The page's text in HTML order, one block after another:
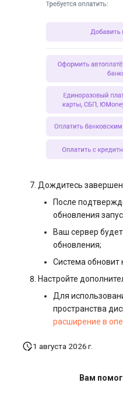
Дождитесь
После
обновления
Ваш сервер
обновления;
Система обновит
Настройте
Для
пространства
расширение в
1 августа 2026 г.
Вам